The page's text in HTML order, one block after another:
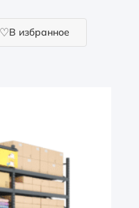
В избранное